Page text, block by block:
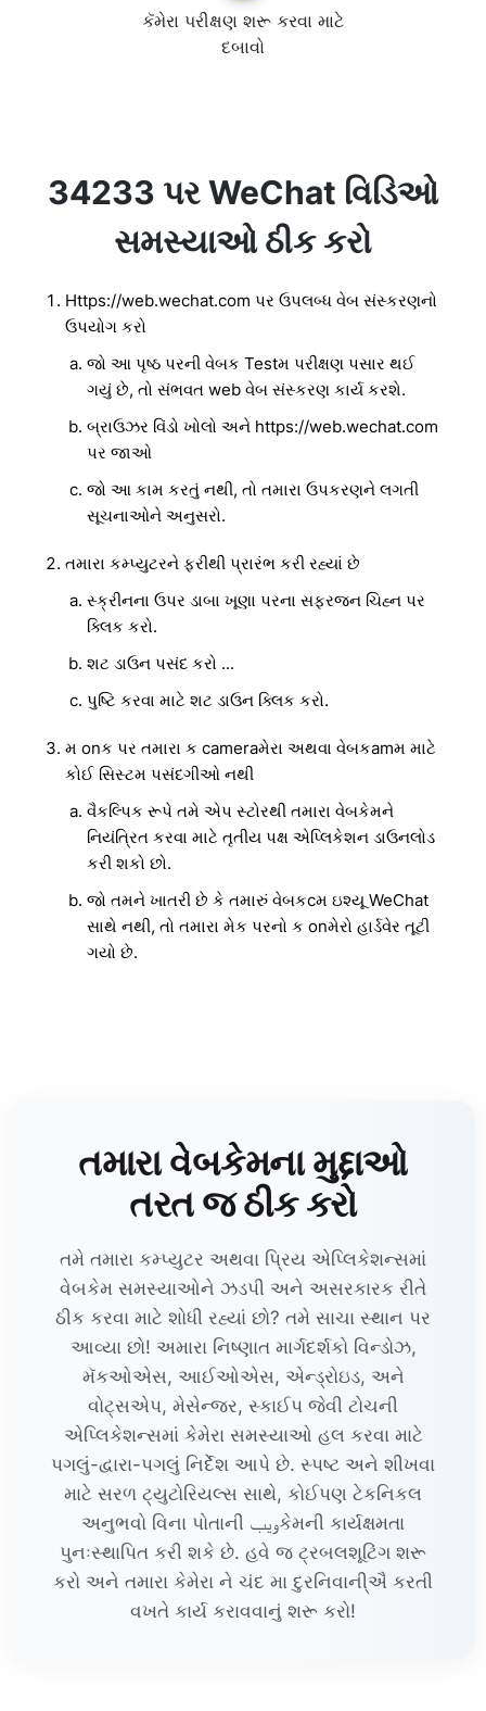
કૅમેરા પરીક્ષણ શરૂ કરવા માટે
દબાવો
34233 પર WeChat વિડિઓ
સમસ્યાઓ ઠીક કરો
Https://web.wechat.com પર ઉપલબ્ધ વેબ સંસ્કરણનો
ઉપયોગ કરો
જો આ પૃષ્ઠ પરની વેબક Testમ પરીક્ષણ પસાર થઈ
ગયું છે, તો સંભવત web વેબ સંસ્કરણ કાર્ય કરશે.
બ્રાઉઝર વિંડો ખોલો અને https://web.wechat.com
પર જાઓ
જો આ કામ કરતું નથી, તો તમારા ઉપકરણને લગતી
સૂચનાઓને અનુસરો.
તમારા કમ્પ્યુટરને ફરીથી પ્રારંભ કરી રહ્યાં છે
સ્ક્રીનના ઉપર ડાબા ખૂણા પરના સફરજન ચિહ્ન પર
ક્લિક કરો.
શટ ડાઉન પસંદ કરો ...
પુષ્ટિ કરવા માટે શટ ડાઉન ક્લિક કરો.
મ onક પર તમારા ક cameraમેરા અથવા વેબકamમ માટે
કોઈ સિસ્ટમ પસંદગીઓ નથી
વૈકલ્પિક રૂપે તમે એપ સ્ટોરથી તમારા વેબકેમને
નિયંત્રિત કરવા માટે તૃતીય પક્ષ એપ્લિકેશન ડાઉનલોડ
કરી શકો છો.
જો તમને ખાતરી છે કે તમારું વેબકcમ ઇશ્યૂ WeChat
સાથે નથી, તો તમારા મેક પરનો ક onમેરો હાર્ડવેર તૂટી
ગયો છે.
તમારા વેબકેમના મુદ્દાઓ
તરત જ ઠીક કરો
તમે તમારા કમ્પ્યુટર અથવા પ્રિય એપ્લિકેશન્સમાં
વેબકેમ સમસ્યાઓને ઝડપી અને અસરકારક રીતે
ઠીક કરવા માટે શોધી રહ્યાં છો? તમે સાચા સ્થાન પર
આવ્યા છો! અમારા નિષ્ણાત માર્ગદર્શકો વિન્ડોઝ,
મૅકઓએસ, આઈઓએસ, એન્ડ્રોઇડ, અને
વોટ્સએપ, મેસેન્જર, સ્કાઈપ જેવી ટોચની
એપ્લિકેશન્સમાં કેમેરા સમસ્યાઓ હલ કરવા માટે
પગલું-દ્વારા-પગલું નિર્દેશ આપે છે. સ્પષ્ટ અને શીખવા
માટે સરળ ટ્યુટોરિયલ્સ સાથે, કોઈપણ ટેકનિકલ
અનુભવો વિના પોતાની ویبકેમની કાર્યક્ષમતા
પુનઃસ્થાપિત કરી શકે છે. હવે જ ટ્રબલશૂટિંગ શરૂ
કરો અને તમારા કેમેરા ને ચંદ મા દુરનિવાની્ઐ કરતી
વખતે કાર્ય કરાવવાનું શરૂ કરો!